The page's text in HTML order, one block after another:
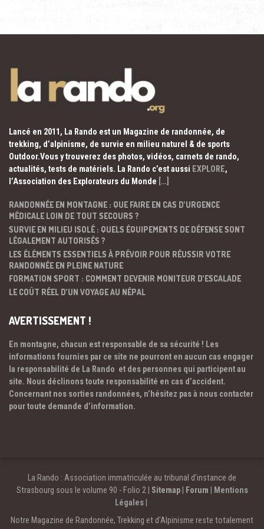
Lancé en 2011, La Rando est un Magazine de randonnée, de
trekking, d’alpinisme, de survie en milieu naturel & de sports
Outdoor.Vous y trouverez des photos, vidéos, carnets de rando,
actualités, tests de matériels. La Rando c’est aussi EXPLORE,
l’Association des Explorateurs du Monde […]
RANDONNÉE EN MONTAGNE : QUE FAIRE EN CAS D’URGENCE
MÉDICALE LOIN DE TOUT SECOURS ?
SURVIE EN MILIEU ISOLÉ : QUELS ÉQUIPEMENTS DE DÉFENSE SONT
LÉGALEMENT AUTORISÉS ?
LES ÉLÉMENTS ESSENTIELS À PRÉVOIR POUR RÉUSSIR VOTRE
RANDONNÉE EN PLEINE NATURE
FORMATION SPORT : COMMENT DEVENIR MONITEUR D’ESCALADE
LE COÛT RÉEL D’UN VOYAGE AU NÉPAL
AVERTISSEMENT !
En montagne, chacun est responsable de sa sécurité ! Les
informations fournies par ce site ne pourront en aucun cas engager
la responsabilité de La Rando et des personnes qui participent au
site. Nous déclinons toute responsabilité en cas d’accident.
Concernant nos sorties randonnées, n’hésitez pas à nous contacter
pour toute demande d’information.
La Rando : Association immatriculée au tribunal d’instance de
Strasbourg sous le volume 90 - Folio 2 | Sitemap| Forum
Mentions
Légales
Notre Magazine de Randonnée, Trekking et d'Alpinisme reste totalement